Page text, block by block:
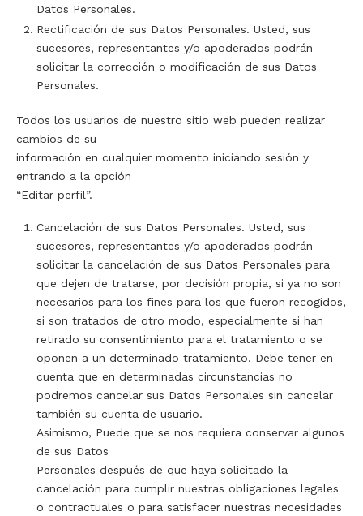
Datos Personales.
Rectificación de sus Datos Personales. Usted, sus
sucesores, representantes y/o apoderados podrán
solicitar la corrección o modificación de sus Datos
Personales.
Todos los usuarios de nuestro sitio web pueden realizar
cambios de su
información en cualquier momento iniciando sesión y
entrando a la opción
“Editar perfil”.
Cancelación de sus Datos Personales. Usted, sus
sucesores, representantes y/o apoderados podrán
solicitar la cancelación de sus Datos Personales para
que dejen de tratarse, por decisión propia, si ya no son
necesarios para los fines para los que fueron recogidos,
si son tratados de otro modo, especialmente si han
retirado su consentimiento para el tratamiento o se
oponen a un determinado tratamiento. Debe tener en
cuenta que en determinadas circunstancias no
podremos cancelar sus Datos Personales sin cancelar
también su cuenta de usuario.
Asimismo, Puede que se nos requiera conservar algunos
de sus Datos
Personales después de que haya solicitado la
cancelación para cumplir nuestras obligaciones legales
o contractuales o para satisfacer nuestras necesidades